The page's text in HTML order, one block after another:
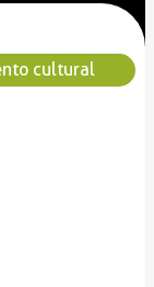
cultural